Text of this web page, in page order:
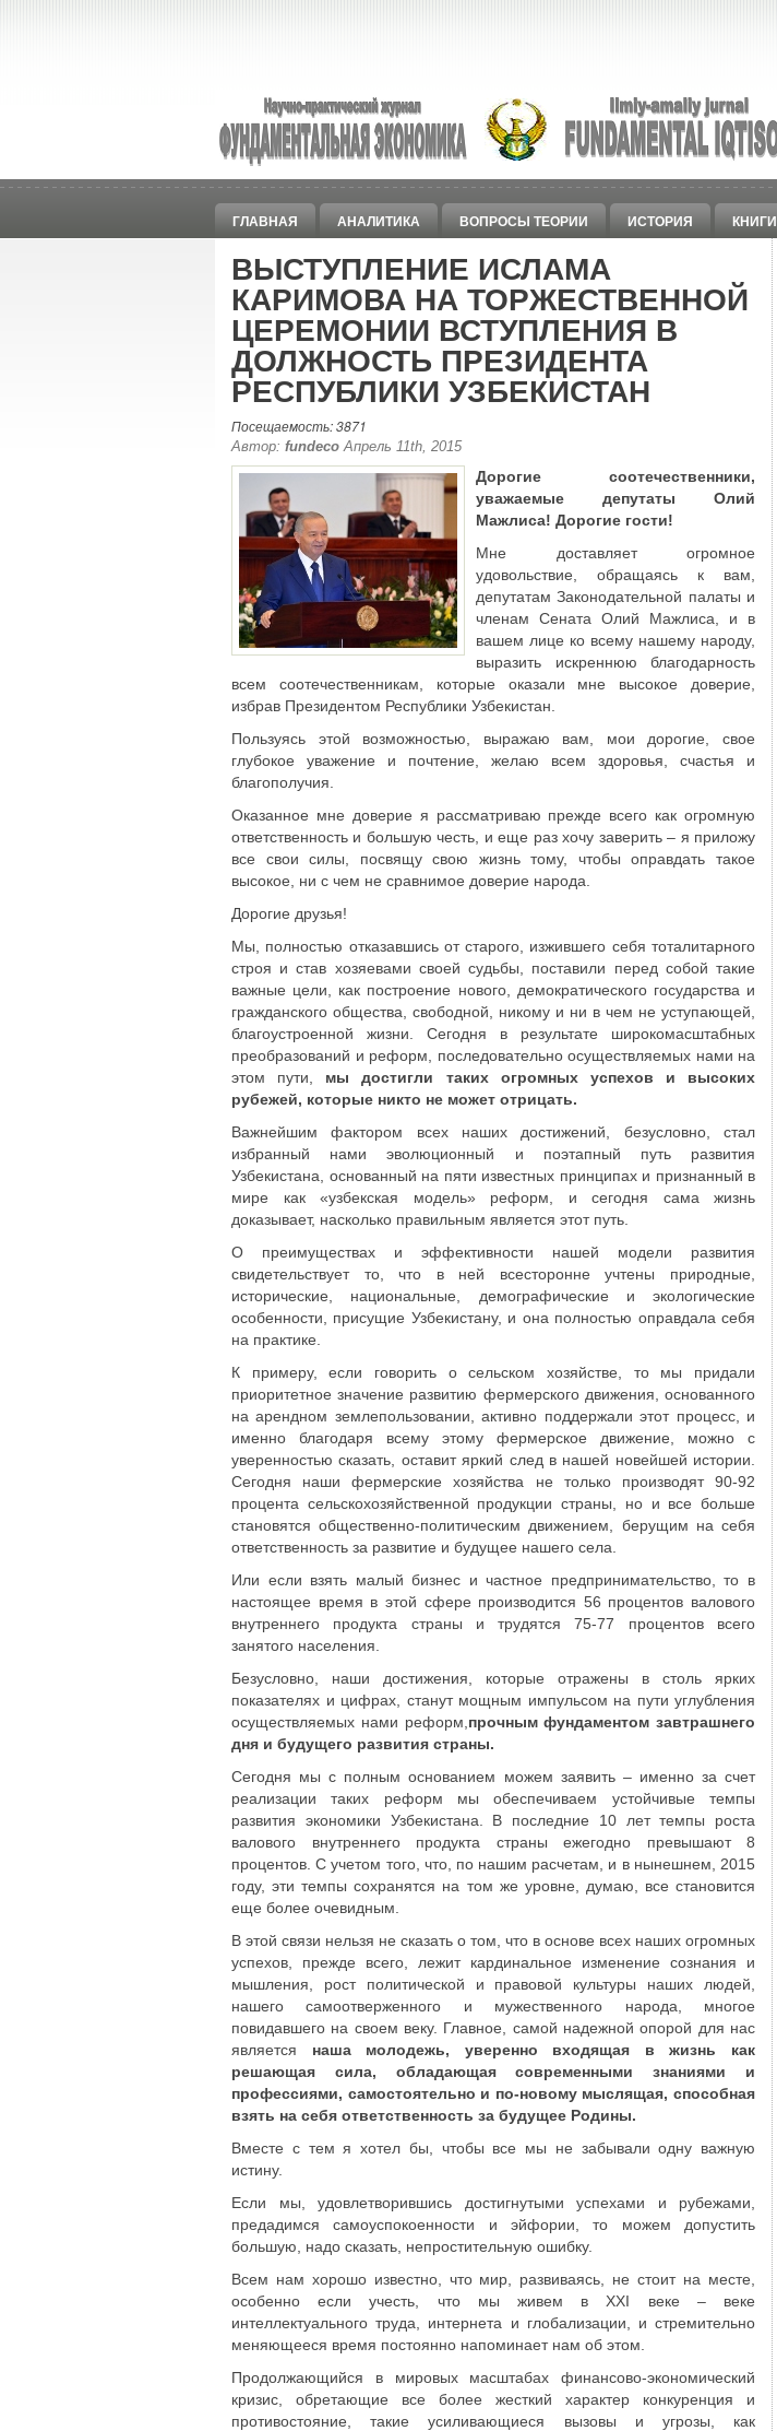
ГЛАВНАЯ АНАЛИТИКА ВОПРОСЫ ТЕОРИИ ИСТОРИЯ КНИГИ
ВЫСТУПЛЕНИЕ ИСЛАМА
КАРИМОВА НА ТОРЖЕСТВЕННОЙ
ЦЕРЕМОНИИ ВСТУПЛЕНИЯ В
ДОЛЖНОСТЬ ПРЕЗИДЕНТА
РЕСПУБЛИКИ УЗБЕКИСТАН
Посещаемость: 3871
Автор: fundeco Апрель 11th, 2015
Дорогие соотечественники,
уважаемые депутаты Олий
Мажлиса! Дорогие гости!
Мне доставляет огромное
удовольствие, обращаясь к вам,
депутатам Законодательной палаты и
членам Сената Олий Мажлиса, и в
вашем лице ко всему нашему народу,
выразить искреннюю благодарность
всем соотечественникам, которые оказали мне высокое доверие,
избрав Президентом Республики Узбекистан.
Пользуясь этой возможностью, выражаю вам, мои дорогие, свое
глубокое уважение и почтение, желаю всем здоровья, счастья и
благополучия.
Оказанное мне доверие я рассматриваю прежде всего как огромную
ответственность и большую честь, и еще раз хочу заверить – я приложу
все свои силы, посвящу свою жизнь тому, чтобы оправдать такое
высокое, ни с чем не сравнимое доверие народа.
Дорогие друзья!
Мы, полностью отказавшись от старого, изжившего себя тоталитарного
строя и став хозяевами своей судьбы, поставили перед собой такие
важные цели, как построение нового, демократического государства и
гражданского общества, свободной, никому и ни в чем не уступающей,
благоустроенной жизни. Сегодня в результате широкомасштабных
преобразований и реформ, последовательно осуществляемых нами на
этом пути, мы достигли таких огромных успехов и высоких
рубежей, которые никто не может отрицать.
Важнейшим фактором всех наших достижений, безусловно, стал
избранный нами эволюционный и поэтапный путь развития
Узбекистана, основанный на пяти известных принципах и признанный в
мире как «узбекская модель» реформ, и сегодня сама жизнь
доказывает, насколько правильным является этот путь.
О преимуществах и эффективности нашей модели развития
свидетельствует то, что в ней всесторонне учтены природные,
исторические, национальные, демографические и экологические
особенности, присущие Узбекистану, и она полностью оправдала себя
на практике.
К примеру, если говорить о сельском хозяйстве, то мы придали
приоритетное значение развитию фермерского движения, основанного
на арендном землепользовании, активно поддержали этот процесс, и
именно благодаря всему этому фермерское движение, можно с
уверенностью сказать, оставит яркий след в нашей новейшей истории.
Сегодня наши фермерские хозяйства не только производят 90-92
процента сельскохозяйственной продукции страны, но и все больше
становятся общественно-политическим движением, берущим на себя
ответственность за развитие и будущее нашего села.
Или если взять малый бизнес и частное предпринимательство, то в
настоящее время в этой сфере производится 56 процентов валового
внутреннего продукта страны и трудятся 75-77 процентов всего
занятого населения.
Безусловно, наши достижения, которые отражены в столь ярких
показателях и цифрах, станут мощным импульсом на пути углубления
осуществляемых нами реформ, прочным фундаментом завтрашнего
дня и будущего развития страны.
Сегодня мы с полным основанием можем заявить – именно за счет
реализации таких реформ мы обеспечиваем устойчивые темпы
развития экономики Узбекистана. В последние 10 лет темпы роста
валового внутреннего продукта страны ежегодно превышают 8
процентов. С учетом того, что, по нашим расчетам, и в нынешнем, 2015
году, эти темпы сохранятся на том же уровне, думаю, все становится
еще более очевидным.
В этой связи нельзя не сказать о том, что в основе всех наших огромных
успехов, прежде всего, лежит кардинальное изменение сознания и
мышления, рост политической и правовой культуры наших людей,
нашего самоотверженного и мужественного народа, многое
повидавшего на своем веку. Главное, самой надежной опорой для нас
является наша молодежь, уверенно входящая в жизнь как
решающая сила, обладающая современными знаниями и
профессиями, самостоятельно и по-новому мыслящая, способная
взять на себя ответственность за будущее Родины.
Вместе с тем я хотел бы, чтобы все мы не забывали одну важную
истину.
Если мы, удовлетворившись достигнутыми успехами и рубежами,
предадимся самоуспокоенности и эйфории, то можем допустить
большую, надо сказать, непростительную ошибку.
Всем нам хорошо известно, что мир, развиваясь, не стоит на месте,
особенно если учесть, что мы живем в XXI веке – веке
интеллектуального труда, интернета и глобализации, и стремительно
меняющееся время постоянно напоминает нам об этом.
Продолжающийся в мировых масштабах финансово-экономический
кризис, обретающие все более жесткий характер конкуренция и
противостояние, такие усиливающиеся вызовы и угрозы, как